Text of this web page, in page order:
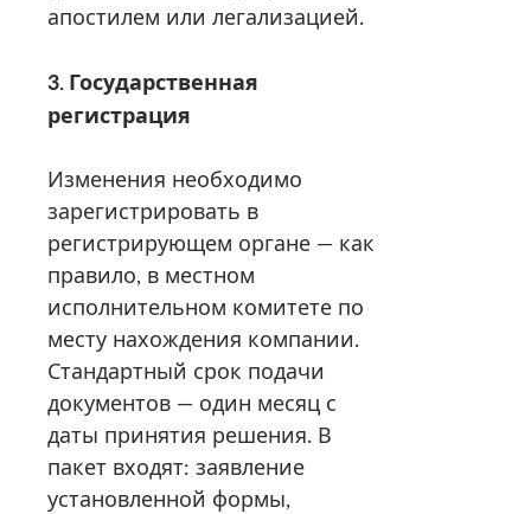
апостилем или легализацией.
3. Государственная
регистрация
Изменения необходимо
зарегистрировать в
регистрирующем органе — как
правило, в местном
исполнительном комитете по
месту нахождения компании.
Стандартный срок подачи
документов — один месяц с
даты принятия решения. В
пакет входят: заявление
установленной формы,